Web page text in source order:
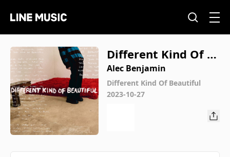
Different Kind Of B
eautiful
Alec Benjamin
Different Kind Of Beautiful
2023-10-27